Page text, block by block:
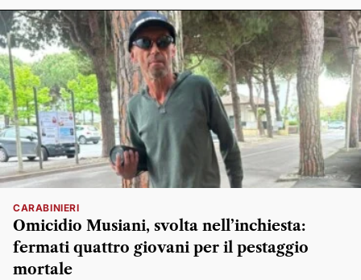
CARABINIERI
Omicidio Musiani, svolta nell’inchiesta:
fermati quattro giovani per il pestaggio
mortale